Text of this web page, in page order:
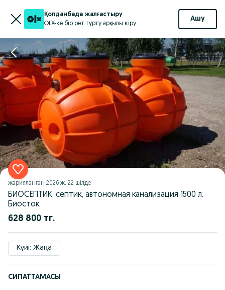
Қолданбада жалғастыру
OLX-ке бір рет түрту арқылы кіру
Ашу
жарияланған 2026 ж. 22 шілде
БИОСЕПТИК, септик, автономная канализация 1500 л.
Биосток
628 800 тг.
Күйі: Жаңа
СИПАТТАМАСЫ